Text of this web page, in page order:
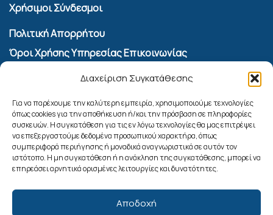
Διαχείριση Συγκατάθεσης
Για να παρέχουμε την καλύτερη εμπειρία, χρησιμοποιούμε τεχνολογίες
όπως cookies για την αποθήκευση ή/και την πρόσβαση σε πληροφορίες
συσκευών. Η συγκατάθεση για τις εν λόγω τεχνολογίες θα μας επιτρέψει
να επεξεργαστούμε δεδομένα προσωπικού χαρακτήρα, όπως
συμπεριφορά περιήγησης ή μοναδικά αναγνωριστικά σε αυτόν τον
ιστότοπο. Η μη συγκατάθεση ή η ανάκληση της συγκατάθεσης, μπορεί να
επηρεάσει αρνητικά ορισμένες λειτουργίες και δυνατότητες.
Αποδοχή
Χρήσιμοι Σύνδεσμοι
Πολιτική Απορρήτου
Όροι Χρήσης Υπηρεσίας Επικοινωνίας
Πολιτική Cookies (ΕΕ)
Αναζήτηση